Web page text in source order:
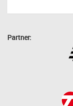
Partner: